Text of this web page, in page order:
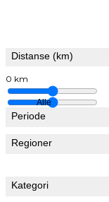
Distanse (km)
0 km
Alle
Periode
Regioner
Kategori